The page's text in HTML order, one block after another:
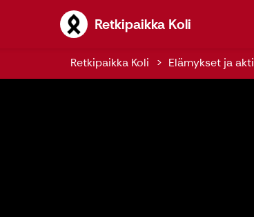
Retkipaikka Koli
Retkipaikka Koli Elämykset ja